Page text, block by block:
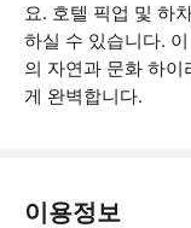
요. 호텔 픽업 및 하
하실 수 있습니다.
의 자연과 문화 하
게 완벽합니다.
이용정보